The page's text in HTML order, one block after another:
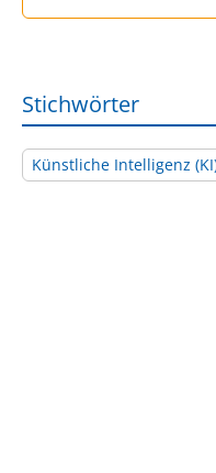
Stichwörter
Künstliche Intelligenz